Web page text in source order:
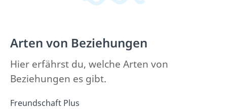
Arten von Beziehungen
Hier erfährst du, welche Arten von
Beziehungen es gibt.
Freundschaft Plus